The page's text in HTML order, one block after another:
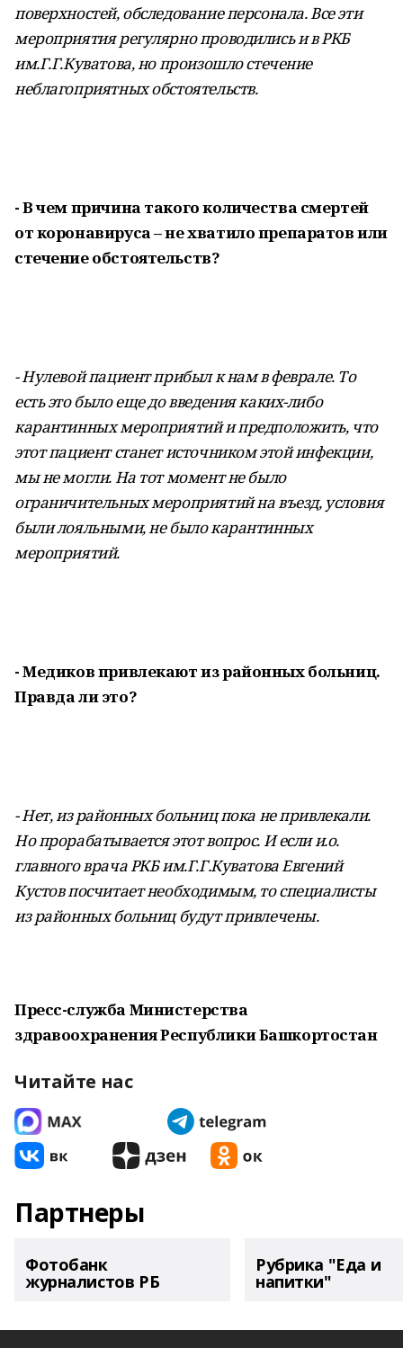
поверхностей, обследование персонала. Все эти
мероприятия регулярно проводились и в РКБ
им.Г.Г.Куватова, но произошло стечение
неблагоприятных обстоятельств.
- В чем причина такого количества смертей
от коронавируса – не хватило препаратов или
стечение обстоятельств?
- Нулевой пациент прибыл к нам в феврале. То
есть это было еще до введения каких-либо
карантинных мероприятий и предположить, что
этот пациент станет источником этой инфекции,
мы не могли. На тот момент не было
ограничительных мероприятий на въезд, условия
были лояльными, не было карантинных
мероприятий.
- Медиков привлекают из районных больниц.
Правда ли это?
- Нет, из районных больниц пока не привлекали.
Но прорабатывается этот вопрос. И если и.о.
главного врача РКБ им.Г.Г.Куватова Евгений
Кустов посчитает необходимым, то специалисты
из районных больниц будут привлечены.
Пресс-служба Министерства
здравоохранения Республики Башкортостан
Читайте нас
Партнеры
Фотобанк
журналистов РБ
Рубрика "Еда и
напитки"